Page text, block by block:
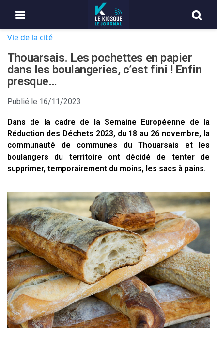
Vie de la cité
Thouarsais. Les pochettes en papier
dans les boulangeries, c’est fini ! Enfin
presque…
Publié le 16/11/2023
Dans de la cadre de la Semaine Européenne de la
Réduction des Déchets 2023, du 18 au 26 novembre, la
communauté de communes du Thouarsais et les
boulangers du territoire ont décidé de tenter de
supprimer, temporairement du moins, les sacs à pains.